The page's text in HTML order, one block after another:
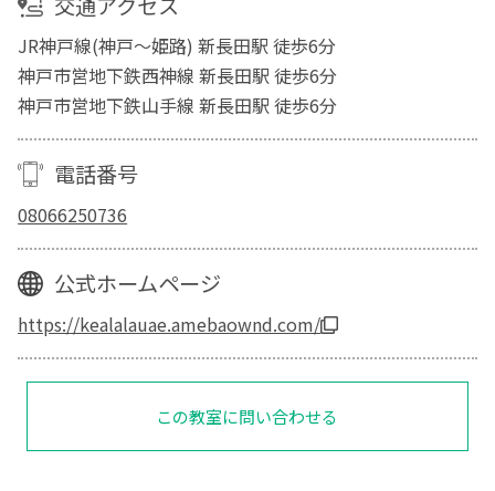
JR神戸線(神戸～姫路) 新長田駅 徒歩6分
神戸市営地下鉄西神線 新長田駅 徒歩6分
神戸市営地下鉄山手線 新長田駅 徒歩6分
電話番号
08066250736
公式ホームページ
https://kealalauae.amebaownd.com/
この教室に問い合わせる